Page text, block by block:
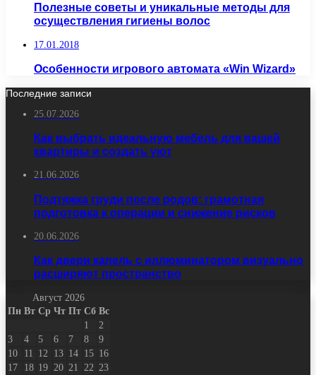
Полезные советы и уникальные методы для
осуществления гигиены волос
17.01.2018
Особенности игрового автомата «Win Wizard»
Последние записи
25.07.2026
Как выбрать идеальную мебель для вашей
квартиры и создать уют
21.06.2026
Подтяжка груди после родов: грамотная
подготовка к операции и снижение рисков
20.06.2026
Как двери капель с иллюминатором визуально
расширяют пространство
Август 2026
Пн Вт Ср Чт Пт Сб Вс
1
2
3
4 5 6 7 8
9
10
11 12 13 14 15 16
17
18 19 20 21 22 23